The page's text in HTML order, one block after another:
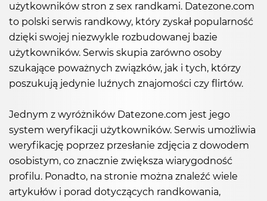
użytkowników stron z sex randkami. Datezone.com
to polski serwis randkowy, który zyskał popularność
dzięki swojej niezwykle rozbudowanej bazie
użytkowników. Serwis skupia zarówno osoby
szukające poważnych związków, jak i tych, którzy
poszukują jedynie luźnych znajomości czy flirtów.
Jednym z wyróżników Datezone.com jest jego
system weryfikacji użytkowników. Serwis umożliwia
weryfikację poprzez przesłanie zdjęcia z dowodem
osobistym, co znacznie zwiększa wiarygodność
profilu. Ponadto, na stronie można znaleźć wiele
artykułów i porad dotyczących randkowania,